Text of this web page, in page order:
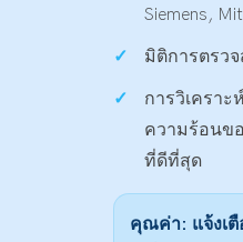
Siemens,
มิติการตรวจ
การวิเคราะ
ความร้อนข
ที่ดีที่สุด
คุณค่า: แจ้งเ